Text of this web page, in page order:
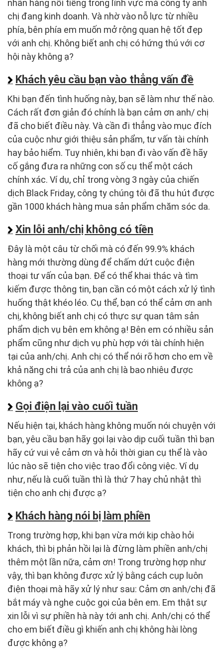
nhãn hàng nổi tiếng trong lĩnh vực mà công ty anh
chị đang kinh doanh. Và nhờ vào nỗ lực từ nhiều
phía, bên phía em muốn mở rộng quan hệ tốt đẹp
với anh chị. Không biết anh chị có hứng thú với cơ
hội này không ạ?
Khách yêu cầu bạn vào thẳng vấn đề
Khi bạn đến tình huống này, bạn sẽ làm như thế nào.
Cách rất đơn giản đó chính là bạn cảm ơn anh/ chị
đã cho biết điều này. Và cần đi thẳng vào mục đích
của cuộc như giới thiệu sản phẩm, tư vấn tài chính
hay bảo hiểm. Tuy nhiên, khi bạn đi vào vấn đề hãy
cố gắng đưa ra những con số cụ thể một cách
chính xác. Ví dụ, chỉ trong vòng 3 ngày của chiến
dịch Black Friday, công ty chúng tôi đã thu hút được
gần 1000 khách hàng mua sản phẩm chăm sóc da.
Xin lỗi anh/chị không có tiền
Đây là một câu từ chối mà có đến 99.9% khách
hàng mới thường dùng để chấm dứt cuộc điện
thoại tư vấn của bạn. Để có thể khai thác và tìm
kiếm được thông tin, bạn cần có một cách xử lý tình
huống thật khéo léo. Cụ thể, bạn có thể cảm ơn anh
chị, không biết anh chị có thực sự quan tâm sản
phẩm dịch vụ bên em không ạ! Bên em có nhiều sản
phẩm cũng như dịch vụ phù hợp với tài chính hiện
tại của anh/chị. Anh chị có thể nói rõ hơn cho em về
khả năng chi trả của anh chị là bao nhiêu được
không ạ?
Gọi điện lại vào cuối tuần
Nếu hiện tại, khách hàng không muốn nói chuyện với
bạn, yêu cầu bạn hãy gọi lại vào dịp cuối tuần thì bạn
hãy cứ vui vẻ cảm ơn và hỏi thời gian cụ thể là vào
lúc nào sẽ tiện cho việc trao đổi công việc. Ví dụ
như, nếu là cuối tuần thì là thứ 7 hay chủ nhật thì
tiện cho anh chị được ạ?
Khách hàng nói bị làm phiền
Trong trường hợp, khi bạn vừa mới kịp chào hỏi
khách, thì bị phản hồi lại là đừng làm phiền anh/chị
thêm một lần nữa, cảm ơn! Trong trường hợp như
vậy, thì bạn không được xử lý bằng cách cụp luôn
điện thoại mà hãy xử lý như sau: Cảm ơn anh/chị đã
bắt máy và nghe cuộc gọi của bên em. Em thật sự
xin lỗi vì sự phiền hà này tới anh chị. Anh/chị có thể
cho em biết điều gì khiến anh chị không hài lòng
được không ạ?